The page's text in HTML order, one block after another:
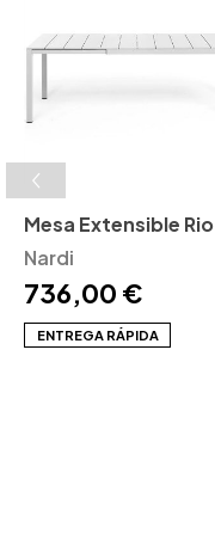
Mesa Extensible Rio
Nardi
Nardi
736,00 €
ENTREGA RÁPIDA